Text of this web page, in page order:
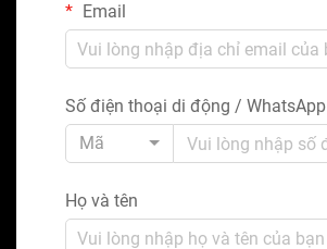
Email
Số điện thoại di động / WhatsApp
Mã
Họ và tên